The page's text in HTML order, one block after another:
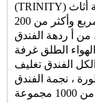
أثاث
المجموعة ، مع مصنع 30000 متر مربع وأكثر من 200
أ
ردهة الفندق
الطلق غرفة
الفندق تغليف
، نجمة الفندق